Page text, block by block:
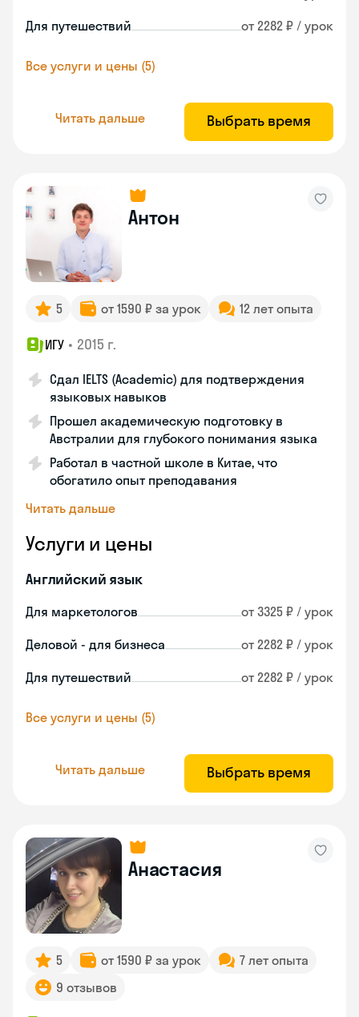
Для путешествий от 2282 ₽ / урок
Все услуги и цены (5)
Читать дальше Выбрать время
Антон
5 от 1590 ₽ за урок 12 лет опыта
ИГУ • 2015 г.
Сдал IELTS (Academic) для подтверждения
языковых навыков
Прошел академическую подготовку в
Австралии для глубокого понимания языка
Работал в частной школе в Китае, что
обогатило опыт преподавания
Читать дальше
Услуги и цены
Английский язык
Для маркетологов от 3325 ₽ / урок
Деловой - для бизнеса от 2282 ₽ / урок
Для путешествий от 2282 ₽ / урок
Все услуги и цены (5)
Читать дальше Выбрать время
Анастасия
5 от 1590 ₽ за урок
7 лет опыта
9 отзывов